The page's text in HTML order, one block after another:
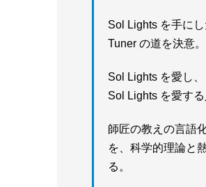
Sol Lights を手に
Tuner の道を決意。
Sol Lights を愛し、
Sol Lights を愛する
師匠の教えの言語
を、科学的理論と
る。